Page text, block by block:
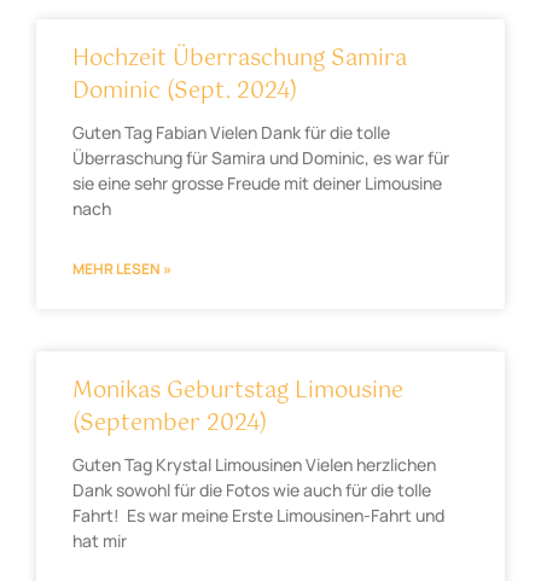
Hochzeit Überraschung Samira
Dominic (Sept. 2024)
Guten Tag Fabian Vielen Dank für die tolle
Überraschung für Samira und Dominic, es war für
sie eine sehr grosse Freude mit deiner Limousine
nach
MEHR LESEN »
Monikas Geburtstag Limousine
(September 2024)
Guten Tag Krystal Limousinen Vielen herzlichen
Dank sowohl für die Fotos wie auch für die tolle
Fahrt! Es war meine Erste Limousinen-Fahrt und
hat mir